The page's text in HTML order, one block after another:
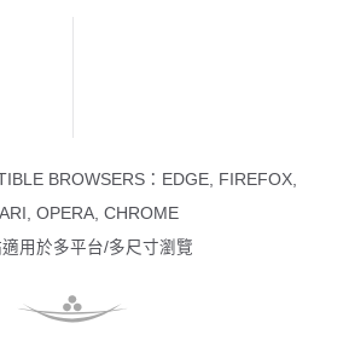
BROWSERS：EDGE, FIREFOX,
OPERA, CHROME
用於多平台/多尺寸瀏覽